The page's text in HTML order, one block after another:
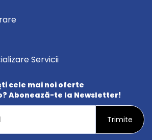
Servicii
cele mai noi oferte
Abonează-te la Newsletter!